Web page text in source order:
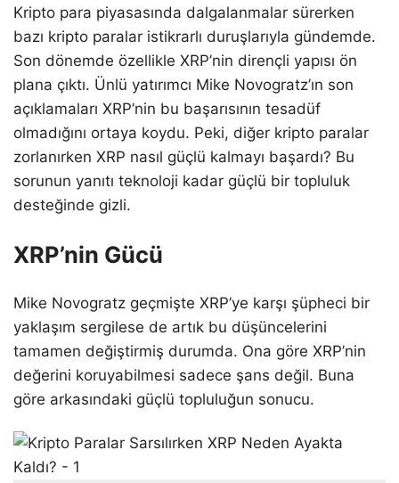
Kripto para piyasasında dalgalanmalar sürerken
bazı kripto paralar istikrarlı duruşlarıyla gündemde.
Son dönemde özellikle XRP’nin dirençli yapısı ön
plana çıktı. Ünlü yatırımcı Mike Novogratz’ın son
açıklamaları XRP’nin bu başarısının tesadüf
olmadığını ortaya koydu. Peki, diğer kripto paralar
zorlanırken XRP nasıl güçlü kalmayı başardı? Bu
sorunun yanıtı teknoloji kadar güçlü bir topluluk
desteğinde gizli.
XRP’nin Gücü
Mike Novogratz geçmişte XRP’ye karşı şüpheci bir
yaklaşım sergilese de artık bu düşüncelerini
tamamen değiştirmiş durumda. Ona göre XRP’nin
değerini koruyabilmesi sadece şans değil. Buna
göre arkasındaki güçlü topluluğun sonucu.